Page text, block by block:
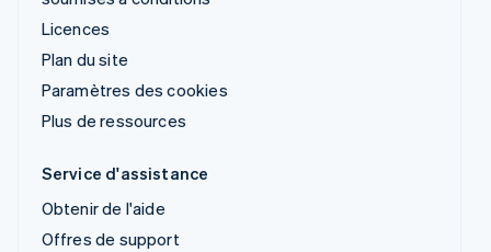
Licences
Plan du site
Paramètres des cookies
Plus de ressources
Service d'assistance
Obtenir de l'aide
Offres de support